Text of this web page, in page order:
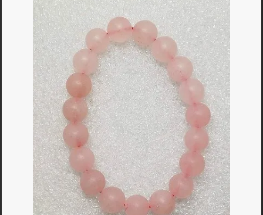
Bagues ▼
Boucles d'oreilles
Bracelets ▼
Colliers▼
Divers▼
Obsidiennes▼
Pendentifs▼
Pierres Nat.▼